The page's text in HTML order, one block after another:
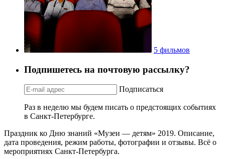
5 фильмов
Подпишетесь на почтовую рассылку?
Подписаться
Раз в неделю мы будем писать о предстоящих событиях
в Санкт-Петербурге.
Праздник ко Дню знаний «Музеи — детям» 2019. Описание,
дата проведения, режим работы, фотографии и отзывы. Всё о
мероприятиях Санкт-Петербурга.